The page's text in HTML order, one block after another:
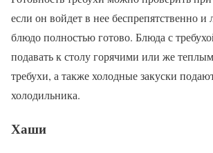
если он войдет в нее беспрепятственно и
блюдо полностью готово. Блюда с
подавать к столу горячими или же
требухи, а также холодные закуски
холодильника.
Хаши